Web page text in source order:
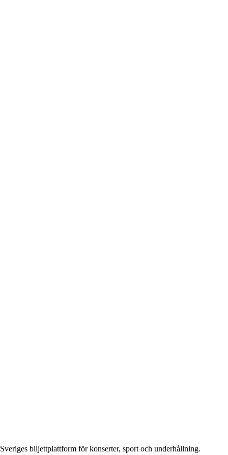
Sveriges biljettplattform för konserter, sport och underhållning.